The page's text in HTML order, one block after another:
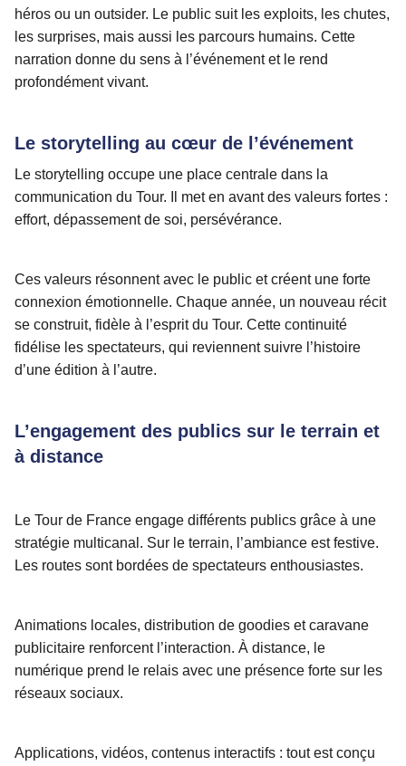
héros ou un outsider. Le public suit les exploits, les chutes,
les surprises, mais aussi les parcours humains. Cette
narration donne du sens à l’événement et le rend
profondément vivant.
Le storytelling au cœur de l’événement
Le storytelling occupe une place centrale dans la
communication du Tour. Il met en avant des valeurs fortes :
effort, dépassement de soi, persévérance.
Ces valeurs résonnent avec le public et créent une forte
connexion émotionnelle. Chaque année, un nouveau récit
se construit, fidèle à l’esprit du Tour. Cette continuité
fidélise les spectateurs, qui reviennent suivre l’histoire
d’une édition à l’autre.
L’engagement des publics sur le terrain et
à distance
Le Tour de France engage différents publics grâce à une
stratégie multicanal. Sur le terrain, l’ambiance est festive.
Les routes sont bordées de spectateurs enthousiastes.
Animations locales, distribution de goodies et caravane
publicitaire renforcent l’interaction. À distance, le
numérique prend le relais avec une présence forte sur les
réseaux sociaux.
Applications, vidéos, contenus interactifs : tout est conçu